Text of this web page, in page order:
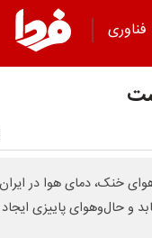
فناوری
هوای خنک، دمای هوا در
و حال‌وهوای پاییزی